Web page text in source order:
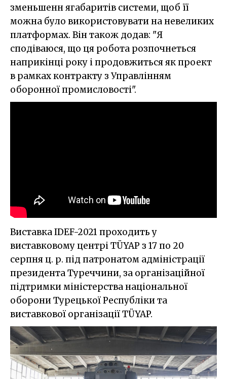
зменьшенн ягабаритів системи, щоб її
можна було використовувати на невеликих
платформах. Він також додав: "Я
сподіваюся, що ця робота розпочнеться
наприкінці року і продовжиться як проект
в рамках контракту з Управлінням
оборонної промисловості".
Виставка IDEF-2021 проходить у
виставковому центрі TÜYAP з 17 по 20
серпня ц. р. під патронатом адміністрації
президента Туреччини, за організаційної
підтримки міністерства національної
оборони Турецької Республіки та
виставкової організації TÜYAP.